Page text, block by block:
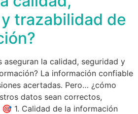
trazabilidad de
aseguran la calidad, seguridad y
La información confiable
acertadas. Pero… ¿cómo
datos sean correctos,
1. Calidad de la información